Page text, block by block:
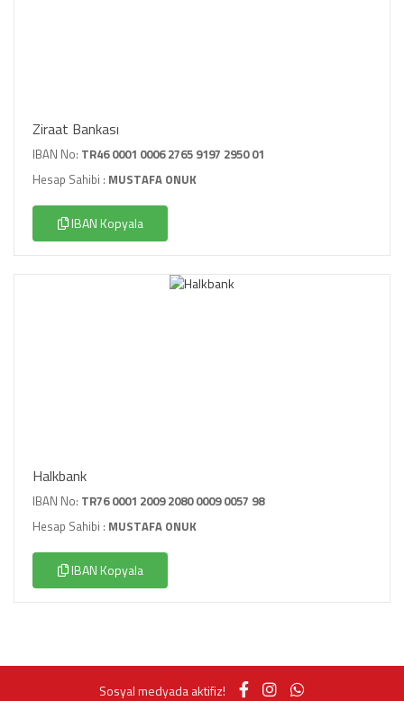
Ziraat Bankası
IBAN No: TR46 0001 0006 2765 9197 2950 01
Hesap Sahibi : MUSTAFA ONUK
IBAN Kopyala
Halkbank
IBAN No: TR76 0001 2009 2080 0009 0057 98
Hesap Sahibi : MUSTAFA ONUK
IBAN Kopyala
Sosyal medyada aktifiz!